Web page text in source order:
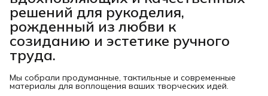
решений для рукоделия,
рожденный из любви к
созиданию и эстетике ручного
труда.
Мы собрали продуманные, тактильные и современные
материалы для воплощения ваших творческих идей.